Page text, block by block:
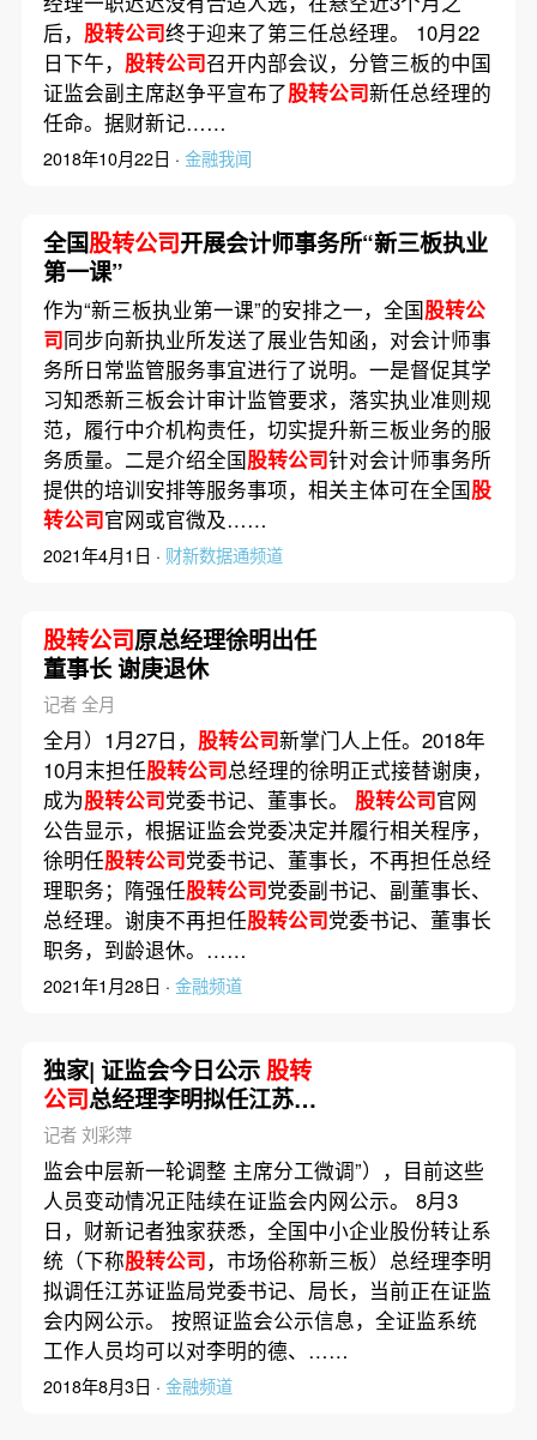
后， 股转公司终于迎来了第三任总经理。 10月22
日下午， 股转公司召开内部会议，分管三板的中国
证监会副主席赵争平宣布了股转公司新任总经理的
任命。据财新记……
2018年10月22日 · 金融我闻
全国股转公司开展会计师事务所“新三板执业
第一课”
作为“新三板执业第一课”的安排之一，全国股转公
司同步向新执业所发送了展业告知函，对会计师事
务所日常监管服务事宜进行了说明。一是督促其学
习知悉新三板会计审计监管要求，落实执业准则规
范，履行中介机构责任，切实提升新三板业务的服
务质量。二是介绍全国股转公司针对会计师事务所
提供的培训安排等服务事项，相关主体可在全国股
转公司官网或官微及……
2021年4月1日 · 财新数据通频道
股转公司原总经理徐明出任
董事长 谢庚退休
记者 全月
全月）1月27日， 股转公司新掌门人上任。2018年
10月末担任股转公司总经理的徐明正式接替谢庚，
成为股转公司党委书记、董事长。 股转公司官网
公告显示，根据证监会党委决定并履行相关程序，
徐明任股转公司党委书记、董事长，不再担任总经
理职务；隋强任股转公司党委副书记、副董事长、
总经理。谢庚不再担任股转公司党委书记、董事长
职务，到龄退休。……
2021年1月28日 · 金融频道
独家| 证监会今日公示 股转
公司总经理李明拟任江苏局
局长
记者 刘彩萍
监会中层新一轮调整 主席分工微调”），目前这些
人员变动情况正陆续在证监会内网公示。 8月3
日，财新记者独家获悉，全国中小企业股份转让系
统（下称股转公司，市场俗称新三板）总经理李明
拟调任江苏证监局党委书记、局长，当前正在证监
会内网公示。 按照证监会公示信息，全证监系统
工作人员均可以对李明的德、……
2018年8月3日 · 金融频道